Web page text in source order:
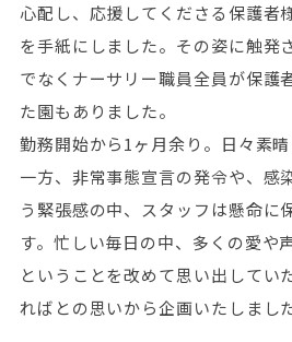
心配し、応援してくださる保護者
を手紙にしました。その姿に触発
でなくナーサリー職員全員が保護
た園もありました。
勤務開始から1ヶ月余り。日々素
一方、非常事態宣言の発令や、感
う緊張感の中、スタッフは懸命に
す。忙しい毎日の中、多くの愛や
ということを改めて思い出してい
ればとの思いから企画いたしました